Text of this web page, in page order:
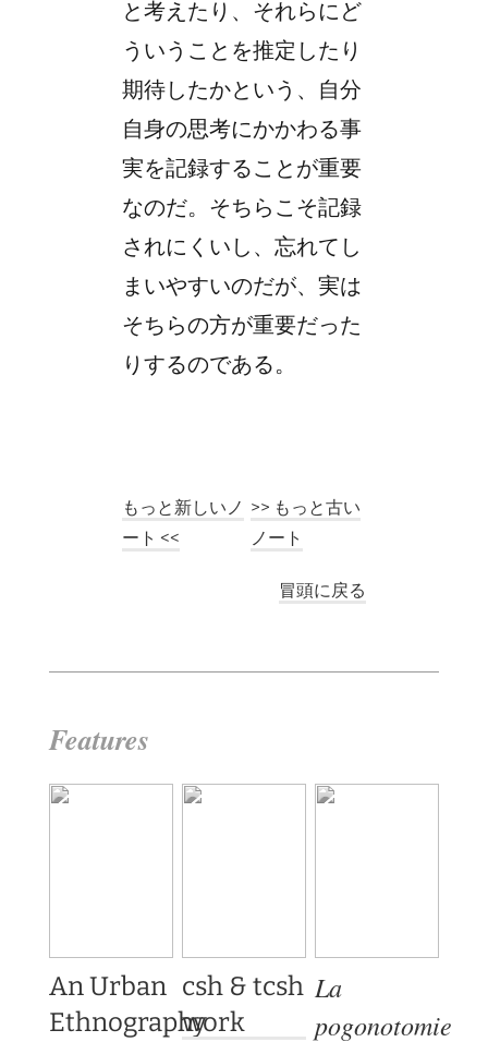
と考えたり、それらにど
ういうことを推定したり
期待したかという、自分
自身の思考にかかわる事
実を記録することが重要
なのだ。そちらこそ記録
されにくいし、忘れてし
まいやすいのだが、実は
そちらの方が重要だった
りするのである。
もっと新しいノ
ート <<
>> もっと古い
ノート
冒頭に戻る
Features
An Urban
Ethnography
csh & tcsh
work
La
pogonotomie